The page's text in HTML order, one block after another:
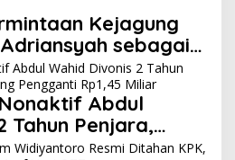
Kejagung
sebagai
Abdul
Tahun Penjara,
Pengganti Rp1,45